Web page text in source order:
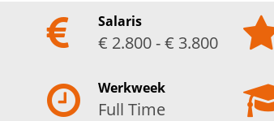
Salaris
€ 2.800 - € 3.800
Werkweek
Full Time